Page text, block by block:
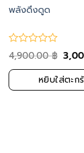
พลังดึงดูด
4,900.00฿
หยิบใส่ตะก